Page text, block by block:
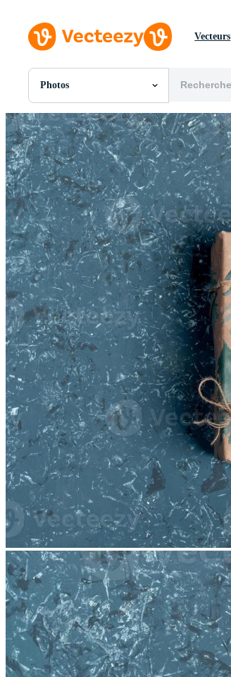
Vecteurs
Photos
Toutes Images
Photos
PNGs
PSDs
SVGs
Modèles
Vecteurs
Vidéos
Motion graphics
Images Éditoriales
Événements Éditoriaux